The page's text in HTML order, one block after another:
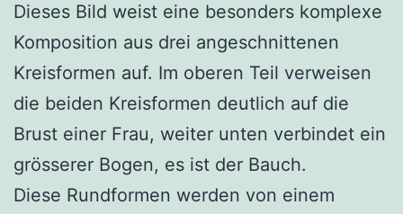
Dieses Bild weist eine besonders komplexe
Komposition aus drei angeschnittenen
Kreisformen auf. Im oberen Teil verweisen
die beiden Kreisformen deutlich auf die
Brust einer Frau, weiter unten verbindet ein
grösserer Bogen, es ist der Bauch.
Diese Rundformen werden von einem